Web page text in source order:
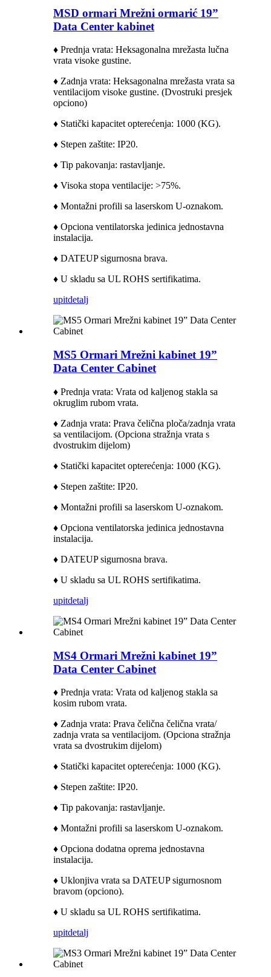
MSD ormari Mrežni ormarić 19”
Data Center kabinet
♦ Prednja vrata: Heksagonalna mrežasta lučna
vrata visoke gustine.
♦ Zadnja vrata: Heksagonalna mrežasta vrata sa
ventilacijom visoke gustine. (Dvostruki presjek
opciono)
♦ Statički kapacitet opterećenja: 1000 (KG).
♦ Stepen zaštite: IP20.
♦ Tip pakovanja: rastavljanje.
♦ Visoka stopa ventilacije: >75%.
♦ Montažni profili sa laserskom U-oznakom.
♦ Opciona ventilatorska jedinica jednostavna
instalacija.
♦ DATEUP sigurnosna brava.
♦ U skladu sa UL ROHS sertifikatima.
upitdetalj
MS5 Ormari Mrežni kabinet 19”
Data Center Cabinet
♦ Prednja vrata: Vrata od kaljenog stakla sa
okruglim rubom vrata.
♦ Zadnja vrata: Prava čelična ploča/zadnja vrata
sa ventilacijom. (Opciona stražnja vrata s
dvostrukim dijelom)
♦ Statički kapacitet opterećenja: 1000 (KG).
♦ Stepen zaštite: IP20.
♦ Montažni profili sa laserskom U-oznakom.
♦ Opciona ventilatorska jedinica jednostavna
instalacija.
♦ DATEUP sigurnosna brava.
♦ U skladu sa UL ROHS sertifikatima.
upitdetalj
MS4 Ormari Mrežni kabinet 19”
Data Center Cabinet
♦ Prednja vrata: Vrata od kaljenog stakla sa
kosim rubom vrata.
♦ Zadnja vrata: Prava čelična čelična vrata/
zadnja vrata sa ventilacijom. (Opciona stražnja
vrata sa dvostrukim dijelom)
♦ Statički kapacitet opterećenja: 1000 (KG).
♦ Stepen zaštite: IP20.
♦ Tip pakovanja: rastavljanje.
♦ Montažni profili sa laserskom U-oznakom.
♦ Opciona dodatna oprema jednostavna
instalacija.
♦ Uklonjiva vrata sa DATEUP sigurnosnom
bravom (opciono).
♦ U skladu sa UL ROHS sertifikatima.
upitdetalj